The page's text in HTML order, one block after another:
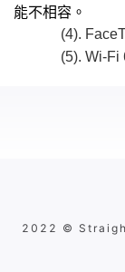
能不相容。
(4).
(5). Wi‑Fi 6E
2022 © Straight